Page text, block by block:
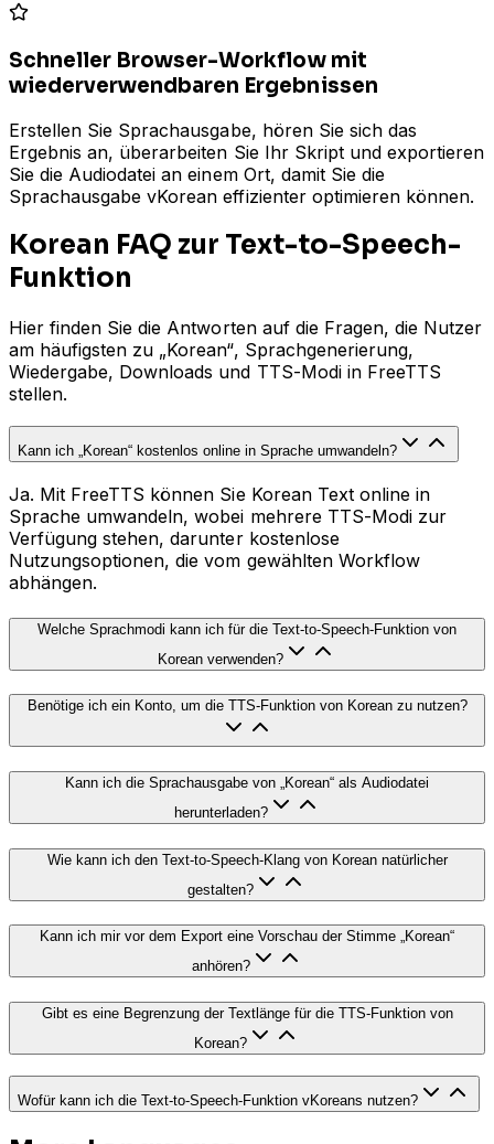
Schneller Browser-Workflow mit
wiederverwendbaren Ergebnissen
Erstellen Sie Sprachausgabe, hören Sie sich das
Ergebnis an, überarbeiten Sie Ihr Skript und exportieren
Sie die Audiodatei an einem Ort, damit Sie die
Sprachausgabe vKorean effizienter optimieren können.
Korean FAQ zur Text-to-Speech-
Funktion
Hier finden Sie die Antworten auf die Fragen, die Nutzer
am häufigsten zu „Korean“, Sprachgenerierung,
Wiedergabe, Downloads und TTS-Modi in FreeTTS
stellen.
Kann ich „Korean“ kostenlos online in Sprache umwandeln?
Ja. Mit FreeTTS können Sie Korean Text online in
Sprache umwandeln, wobei mehrere TTS-Modi zur
Verfügung stehen, darunter kostenlose
Nutzungsoptionen, die vom gewählten Workflow
abhängen.
Welche Sprachmodi kann ich für die Text-to-Speech-Funktion von
Korean verwenden?
Benötige ich ein Konto, um die TTS-Funktion von Korean zu nutzen?
Kann ich die Sprachausgabe von „Korean“ als Audiodatei
herunterladen?
Wie kann ich den Text-to-Speech-Klang von Korean natürlicher
gestalten?
Kann ich mir vor dem Export eine Vorschau der Stimme „Korean“
anhören?
Gibt es eine Begrenzung der Textlänge für die TTS-Funktion von
Korean?
Wofür kann ich die Text-to-Speech-Funktion vKoreans nutzen?